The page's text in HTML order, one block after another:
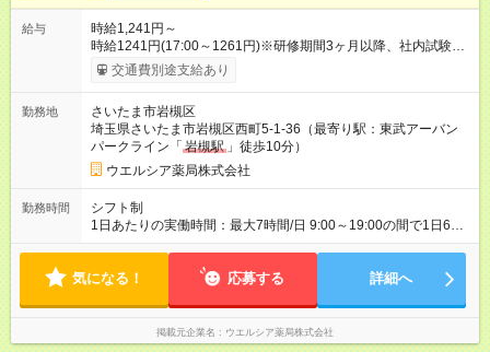
給与
時給1,241円～
時給1241円(17:00～1261円)※研修期間3ヶ月以降、社内試験に
よる更新判定あり 社内試験合格後、時給＋50～100円の昇給あ
り （大学生は＋20円） 試用期間あり：入社日から3ヶ月間／本
間の長さ：3ヶ月 雇用形態、給与は本採用時と同じです。
交通費別途支給あり
勤務地
さいたま市岩槻区
埼玉県さいたま市岩槻区西町5-1-36（最寄り駅：東武アーバン
パークライン「 岩槻駅 」徒歩10分）
ウエルシア薬局株式会社
勤務時間
シフト制
1日あたりの実働時間：最大7時間/日 9:00～19:00の間で1日6時
間～応相談 ☆週3日～応相談 ※勤務曜日応相談 ☆未経験・無資
気になる！ 応募する 詳細へ
掲載元企業名 ウエルシア薬局株式会社